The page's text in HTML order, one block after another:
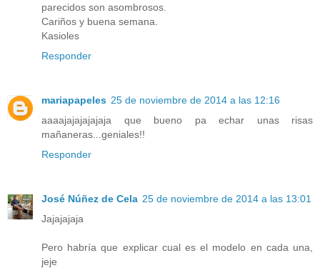
parecidos son asombrosos.
Cariños y buena semana.
Kasioles
Responder
mariapapeles 25 de noviembre de 2014 a las 12:16
aaaajajajajajaja que bueno pa echar unas risas
mañaneras...geniales!!
Responder
José Núñez de Cela 25 de noviembre de 2014 a las 13:01
Jajajajaja
Pero habría que explicar cual es el modelo en cada una,
jeje